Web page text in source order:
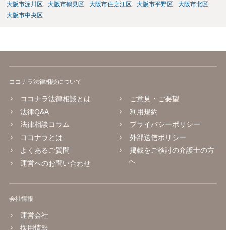
大阪市淀川区
大阪市鶴見区 大阪市住之江区 大阪市平野区
大阪市北区
大阪市中央区
ココナラ法律相談について
ココナラ法律相談とは
法律Q&A
法律相談コラム
ココナラとは
よくあるご質問
運営へのお問い合わせ
ご意見・ご要望
利用規約
プライバシーポリシー
外部送信ポリシー
掲載をご検討の弁護士の方
へ
会社情報
運営会社
採用情報